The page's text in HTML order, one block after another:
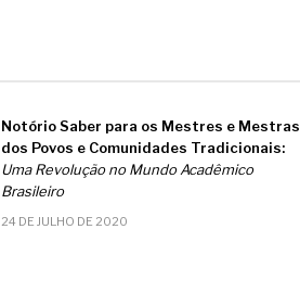
Notório Saber para os Mestres e Mestras
dos Povos e Comunidades Tradicionais:
Uma Revolução no Mundo Acadêmico
Brasileiro
24 DE JULHO DE 2020